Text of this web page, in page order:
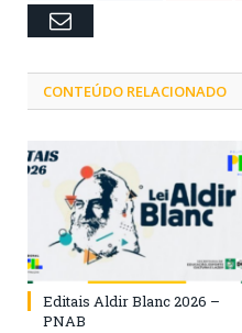
Email
CONTEÚDO RELACIONADO
Editais Aldir Blanc 2026 –
PNAB